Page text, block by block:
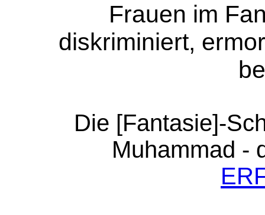
Frauen im
diskriminiert,
Die [Fantasie]-
Muhammad -